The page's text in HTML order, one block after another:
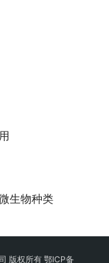
生物种类
版权所有 鄂ICP备